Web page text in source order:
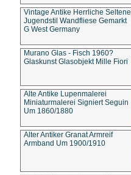
Vintage Antike Herrliche Seltene
Jugendstil Wandfliese Gemarkt
G West Germany
Murano Glas - Fisch 1960?
Glaskunst Glasobjekt Mille Fiori
Alte Antike Lupenmalerei
Miniaturmalerei Signiert Seguin
Um 1860/1880
Alter Antiker Granat Armreif
Armband Um 1900/1910